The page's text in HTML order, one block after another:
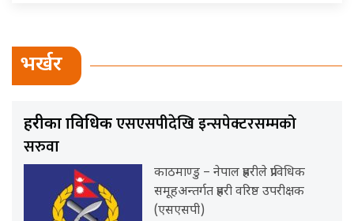
भर्खर
प्रहरीका प्राविधिकएसएसपीदेखि इन्सपेक्टरसम्मको
सरुवा
काठमाण्डु – नेपाल प्रहरीले प्राविधिक
समूहअन्तर्गत प्रहरी वरिष्ठ उपरीक्षक
(एसएसपी)